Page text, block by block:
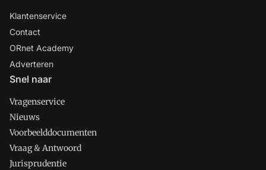
Klantenservice
Contact
ORnet Academy
Adverteren
Snel naar
Vragenservice
Nieuws
Voorbeelddocumenten
Vraag & Antwoord
Jurisprudentie